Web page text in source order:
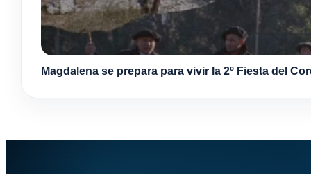
Magdalena se prepara para vivir la 2º Fiesta del